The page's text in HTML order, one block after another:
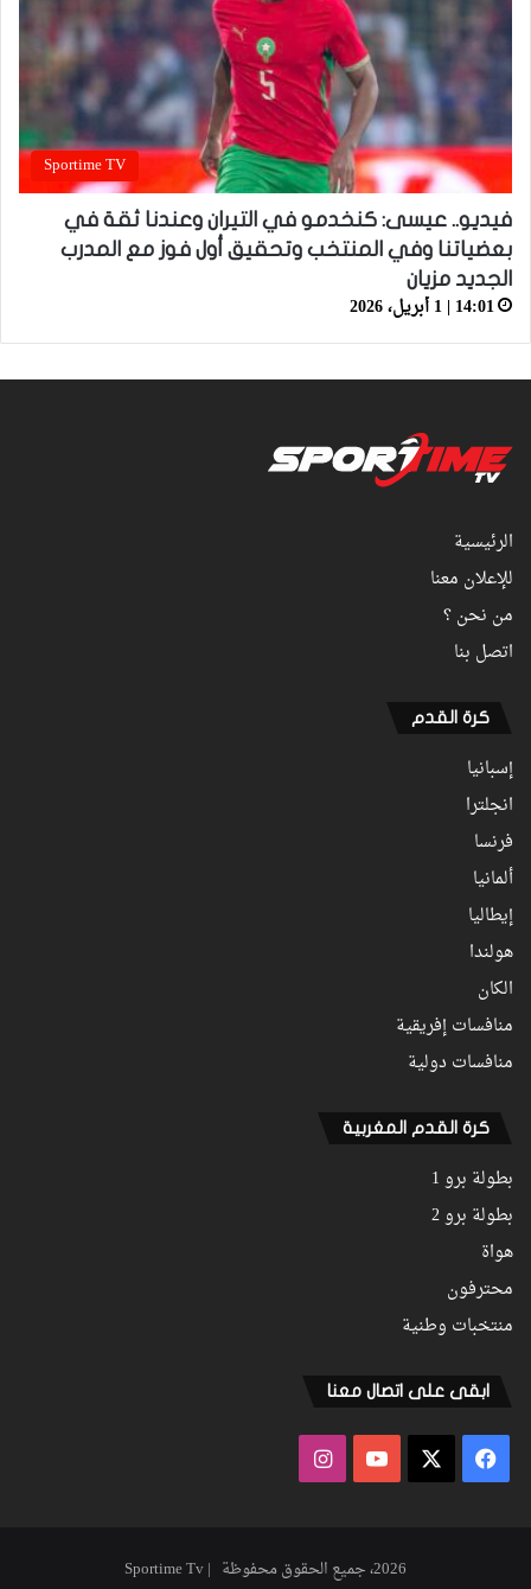
Sportime TV
فيديو.. عيسى: كنخدمو في التيران وعندنا ثقة في
بعضياتنا وفي المنتخب وتحقيق أول فوز مع المدرب
الجديد مزيان
14:01 | 1 أبريل، 2026
الرئيسية
للإعلان معنا
من نحن ؟
اتصل بنا
كرة القدم
إسبانيا
انجلترا
فرنسا
ألمانيا
إيطاليا
هولندا
الكان
منافسات إفريقية
منافسات دولية
كرة القدم المغربية
بطولة برو 1
بطولة برو 2
هواة
محترفون
منتخبات وطنية
ابقى على اتصال معنا
فيسبوك ‫YouTubeانستقرام
2026، جميع الحقوق محفوظة | Sportime Tv